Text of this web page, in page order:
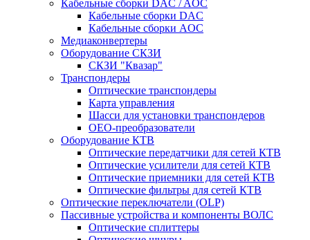
Кабельные сборки DAC / AOC
Кабельные сборки DAC
Кабельные сборки AOC
Медиаконвертеры
Оборудование СКЗИ
СКЗИ "Квазар"
Транспондеры
Оптические транспондеры
Карта управления
Шасси для установки транспондеров
OEO-преобразователи
Оборудование КТВ
Оптические передатчики для сетей КТВ
Оптические усилители для сетей КТВ
Оптические приемники для сетей КТВ
Оптические фильтры для сетей КТВ
Оптические переключатели (OLP)
Пассивные устройства и компоненты ВОЛС
Оптические сплиттеры